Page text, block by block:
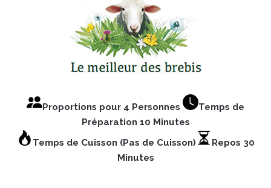
Proportions pour 4 Personnes
Temps de
Préparation 10 Minutes
Temps de Cuisson (Pas de Cuisson)
Repos 30
Minutes